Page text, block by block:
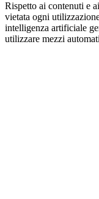
Rispetto ai contenuti e
vietata ogni
intelligenza artificiale
utilizzare mezzi